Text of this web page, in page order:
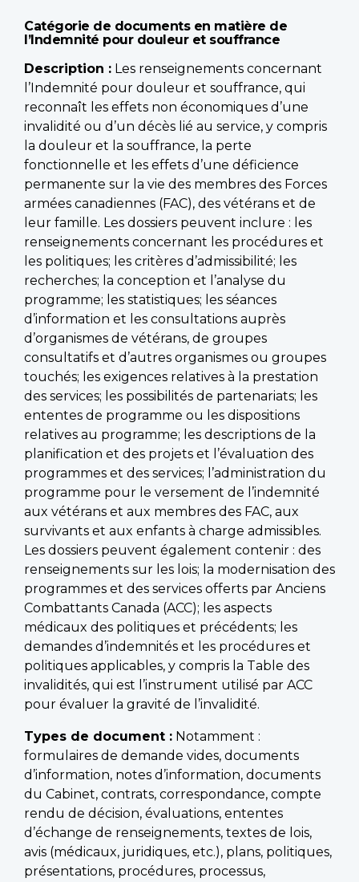
Catégorie de documents en matière de
l’Indemnité pour douleur et souffrance
Description : Les renseignements concernant
l’Indemnité pour douleur et souffrance, qui
reconnaît les effets non économiques d’une
invalidité ou d’un décès lié au service, y compris
la douleur et la souffrance, la perte
fonctionnelle et les effets d’une déficience
permanente sur la vie des membres des Forces
armées canadiennes (FAC), des vétérans et de
leur famille. Les dossiers peuvent inclure : les
renseignements concernant les procédures et
les politiques; les critères d’admissibilité; les
recherches; la conception et l’analyse du
programme; les statistiques; les séances
d’information et les consultations auprès
d’organismes de vétérans, de groupes
consultatifs et d’autres organismes ou groupes
touchés; les exigences relatives à la prestation
des services; les possibilités de partenariats; les
ententes de programme ou les dispositions
relatives au programme; les descriptions de la
planification et des projets et l’évaluation des
programmes et des services; l’administration du
programme pour le versement de l’indemnité
aux vétérans et aux membres des FAC, aux
survivants et aux enfants à charge admissibles.
Les dossiers peuvent également contenir : des
renseignements sur les lois; la modernisation des
programmes et des services offerts par Anciens
Combattants Canada (ACC); les aspects
médicaux des politiques et précédents; les
demandes d’indemnités et les procédures et
politiques applicables, y compris la Table des
invalidités, qui est l’instrument utilisé par ACC
pour évaluer la gravité de l’invalidité.
Types de document : Notamment :
formulaires de demande vides, documents
d’information, notes d’information, documents
du Cabinet, contrats, correspondance, compte
rendu de décision, évaluations, ententes
d’échange de renseignements, textes de lois,
avis (médicaux, juridiques, etc.), plans, politiques,
présentations, procédures, processus,